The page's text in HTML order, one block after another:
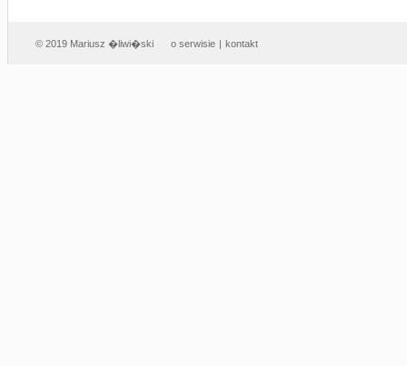
© 2019 Mariusz �liwi�ski o serwisie | kontakt